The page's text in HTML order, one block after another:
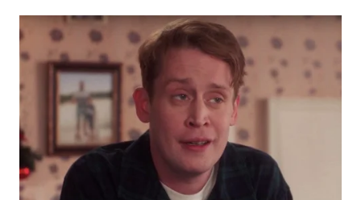
LABUANBAJO
WN
Wahana
Media
Group
WAHANA